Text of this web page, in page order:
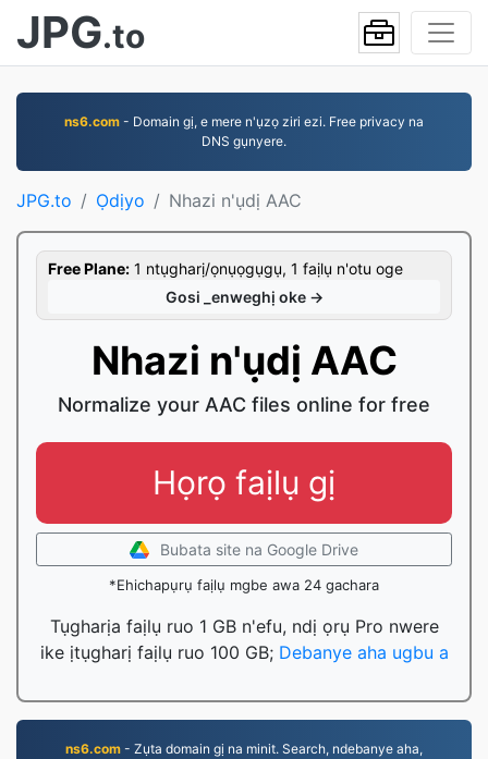
JPG.to
ns6.com - Domain gị, e mere n'ụzọ ziri ezi. Free privacy na
DNS gụnyere.
JPG.to Ọdịyo Nhazi n'ụdị AAC
Free Plane: 1 ntụgharị/ọnụọgụgụ, 1 faịlụ n'otu oge
Gosi _enweghị oke →
Nhazi n'ụdị AAC
Normalize your AAC files online for free
Họrọ faịlụ gị
Bubata site na Google Drive
*Ehichapụrụ faịlụ mgbe awa 24 gachara
Tụgharịa faịlụ ruo 1 GB n'efu, ndị ọrụ Pro nwere
ike ịtụgharị faịlụ ruo 100 GB; Debanye aha ugbu a
ns6.com - Zụta domain gị na minit. Search, ndebanye aha,